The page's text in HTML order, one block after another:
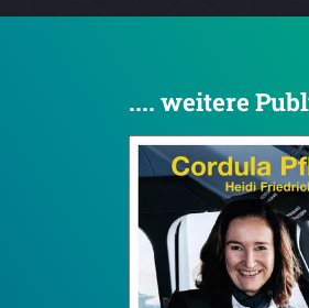
.... weitere